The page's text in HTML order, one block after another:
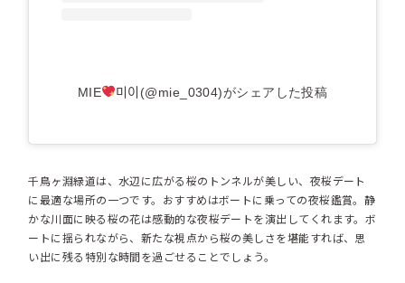
MIE 미이(@mie_0304)がシェアした投稿
千鳥ヶ淵緑道は、水辺に広がる桜のトンネルが美しい、夜桜デート
に最適な場所の一つです。おすすめはボートに乗っての夜桜鑑賞。静
かな川面に映る桜の花は感動的な夜桜デートを演出してくれます。ボ
ートに揺られながら、新たな視点から桜の美しさを堪能すれば、思
い出に残る特別な時間を過ごせることでしょう。